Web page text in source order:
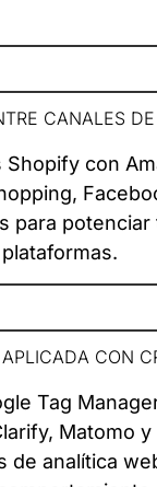
CANALES
Shopify con
para potenciar
CON
Tag
Matomo y
de analítica